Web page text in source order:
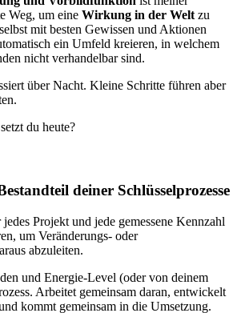
Weg, um eine Wirkung in der Welt zu
mit besten Gewissen und Aktionen
ein Umfeld kreieren, in welchem
nicht verhandelbar sind.
über Nacht. Kleine Schritte führen aber
du heute?
deiner Schlüsselprozesse
Projekt und jede gemessene Kennzahl
um Veränderungs- oder
abzuleiten.
und Energie-Level (oder von deinem
Arbeitet gemeinsam daran, entwickelt
kommt gemeinsam in die Umsetzung.